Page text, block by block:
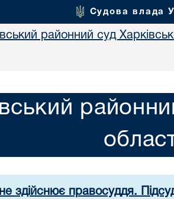
Судова влада
районний суд
здійснює правосуддя.